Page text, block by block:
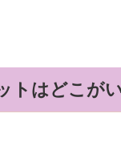
トはどこが